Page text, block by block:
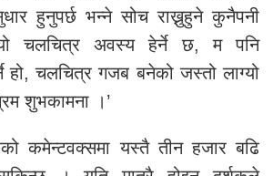
हुनुपर्छ भन्ने सोच राख्नुहुने कुनैपनी
चलचित्र अवस्य हेर्ने छ, म पनि
हो, चलचित्र गजब बनेको जस्तो लाग्यो
शुभकामना ।’
कमेन्टवक्समा यस्तै तीन हजार बढि